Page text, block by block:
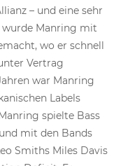
– und eine sehr
wurde Manring mit
wo er schnell
Vertrag
war Manring
Labels
spielte Bass
mit den Bands
Smiths Miles Davis